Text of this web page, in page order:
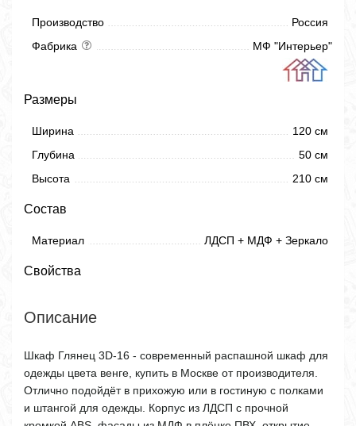
Производство
Россия
Фабрика
МФ "Интерьер"
Размеры
Ширина
120 см
Глубина
50 см
Высота
210 см
Состав
Материал ЛДСП + МДФ + Зеркало
Свойства
Описание
Шкаф Глянец 3D-16 - современный распашной шкаф для
одежды цвета венге, купить в Москве от производителя.
Отлично подойдёт в прихожую или в гостиную с полками
и штангой для одежды. Корпус из ЛДСП с прочной